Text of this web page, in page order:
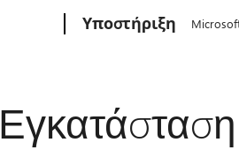
Υποστήριξη